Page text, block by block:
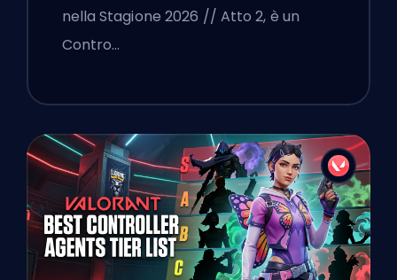
nella Stagione 2026 // Atto 2, è un
Contro…